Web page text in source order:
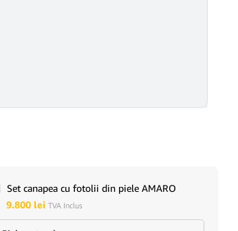
Set canapea cu fotolii din piele AMARO
9.800 lei TVA Inclus